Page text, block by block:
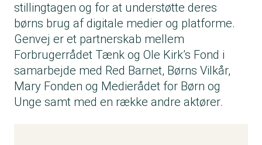
stillingtagen og for at understøtte deres
børns brug af digitale medier og platforme.
Genvej er et partnerskab mellem
Forbrugerrådet Tænk og Ole Kirk’s Fond i
samarbejde med Red Barnet, Børns Vilkår,
Mary Fonden og Medierådet for Børn og
Unge samt med en række andre aktører.